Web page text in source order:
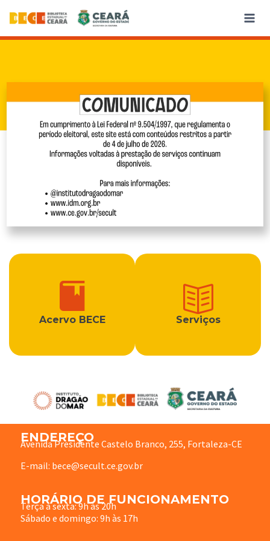
Acervo BECE Serviços
ENDEREÇO
Avenida Presidente Castelo Branco, 255, Fortaleza-CE
E-mail: bece@secult.ce.gov.br
HORÁRIO DE FUNCIONAMENTO
Terça à sexta: 9h às 20h
Sábado e domingo: 9h às 17h